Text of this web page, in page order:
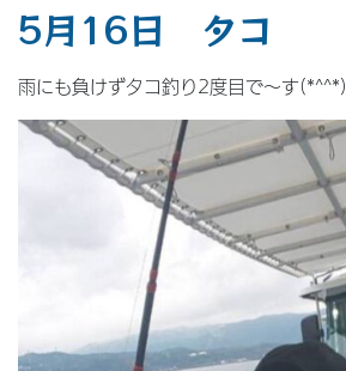
5月16日 タコ
雨にも負けずタコ釣り2度目で〜す(*^^*)